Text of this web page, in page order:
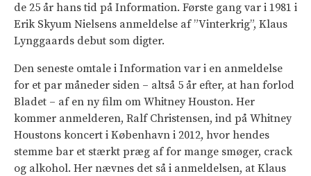
de 25 år hans tid på Information. Første gang var i 1981 i
Erik Skyum Nielsens anmeldelse af ”Vinterkrig”, Klaus
Lynggaards debut som digter.
Den seneste omtale i Information var i en anmeldelse
for et par måneder siden – altså 5 år efter, at han forlod
Bladet – af en ny film om Whitney Houston. Her
kommer anmelderen, Ralf Christensen, ind på Whitney
Houstons koncert i København i 2012, hvor hendes
stemme bar et stærkt præg af for mange smøger, crack
og alkohol. Her nævnes det så i anmeldelsen, at Klaus